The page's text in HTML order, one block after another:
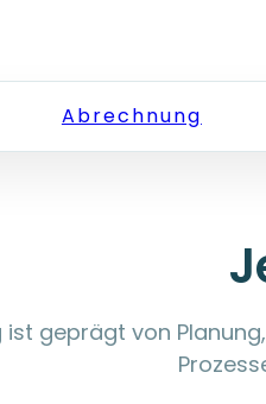
Abrechnung
ist geprägt von